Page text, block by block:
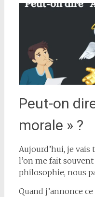
Peut-on
morale » ?
Aujourd’hui, je vais
l’on me fait souvent
philosophie, nous
Quand j’annonce